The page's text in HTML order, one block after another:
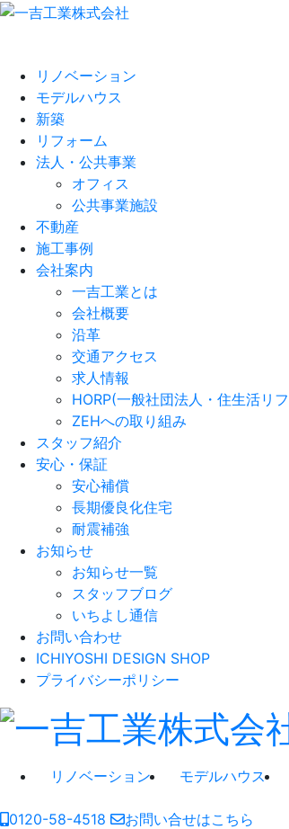
リノベーション
モデルハウス
新築
リフォーム
法人・公共事業
オフィス
公共事業施設
不動産
施工事例
会社案内
一吉工業とは
会社概要
沿革
交通アクセス
求人情報
HORP(一般社団法人・住生活リ
ZEHへの取り組み
スタッフ紹介
安心・保証
安心補償
長期優良化住宅
耐震補強
お知らせ
お知らせ一覧
スタッフブログ
いちよし通信
お問い合わせ
ICHIYOSHI DESIGN SHOP
プライバシーポリシー
リノベーション モデルハウス
0120-58-4518
お問い合せはこちら